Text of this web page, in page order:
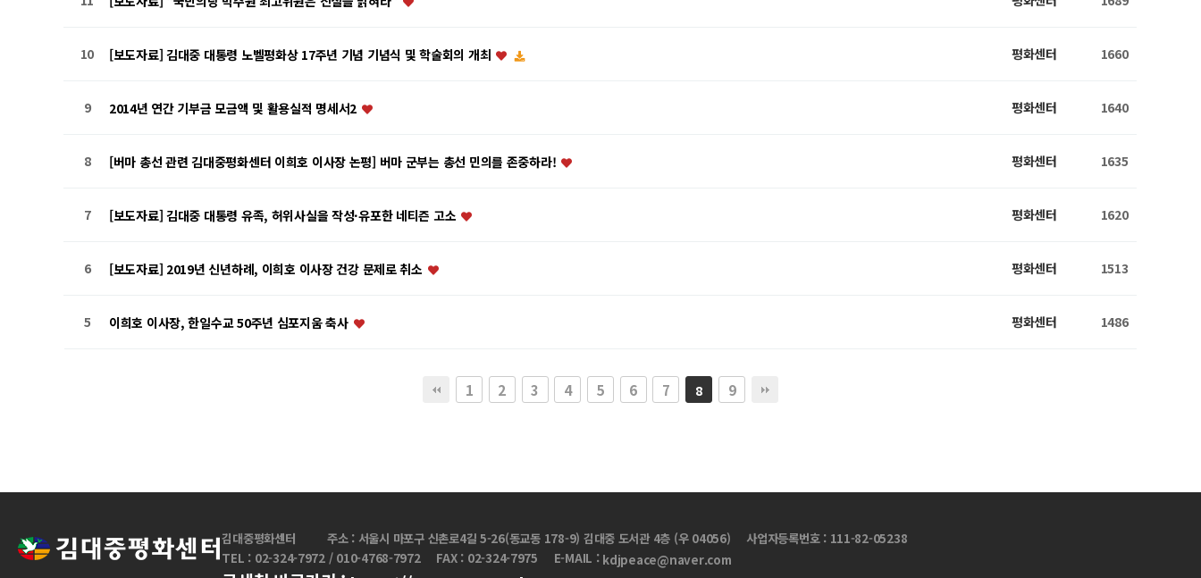
10 [보도자료] 김대중 대통령 노벨평화상 17주년 기념 기념식 및 학술회의 개최 평화센터 1660
9 2014년 연간 기부금 모금액 및 활용실적 명세서2 평화센터 1640
8 [버마 총선 관련 김대중평화센터 이희호 이사장 논평] 버마 군부는 총선 민의를 존중하라! 평화센터 1635
7 [보도자료] 김대중 대통령 유족, 허위사실을 작성·유포한 네티즌 고소 평화센터 1620
6 [보도자료] 2019년 신년하례, 이희호 이사장 건강 문제로 취소 평화센터 1513
5 이희호 이사장, 한일수교 50주년 심포지움 축사 평화센터 1486
1 2 3 4 5 6 7 8 9
김대중평화센터 주소 : 서울시 마포구 신촌로4길 5-26(동교동 178-9) 김대중 도서관 4층 (우 04056)
사업자등록번호 : 111-82-05238
TEL : 02-324-7972 / 010-4768-7972
FAX : 02-324-7975 E-MAIL : kdjpeace@naver.com